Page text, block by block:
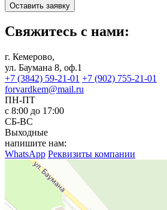
Оставить заявку
Свяжитесь с нами:
г. Кемерово,
ул. Баумана 8, оф.1
+7 (3842) 59-21-01 +7 (902) 755-21-01
forvardkem@mail.ru
ПН-ПТ
с 8:00 до 17:00
СБ-ВС
Выходные
напишите нам:
WhatsApp Реквизиты компании